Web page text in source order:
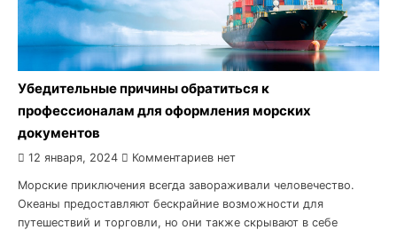
Убедительные причины обратиться к
профессионалам для оформления морских
документов
12 января, 2024 Комментариев нет
Морские приключения всегда завораживали человечество.
Океаны предоставляют бескрайние возможности для
путешествий и торговли, но они также скрывают в себе